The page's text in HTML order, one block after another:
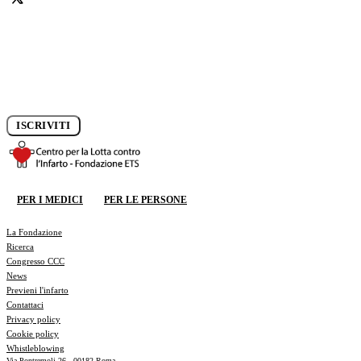
ISCRIVITI
PER I MEDICI PER LE PERSONE
La Fondazione
Ricerca
Congresso CCC
News
Previeni l'infarto
Contattaci
Privacy policy
Cookie policy
Whistleblowing